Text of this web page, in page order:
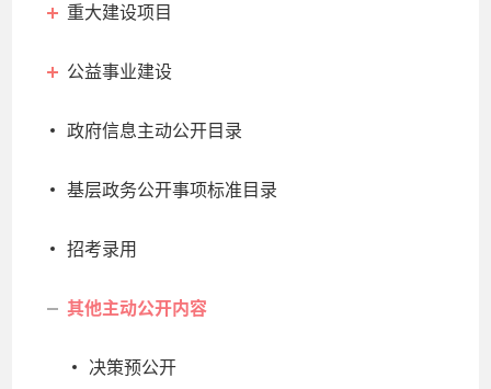
重大建设项目
公益事业建设
政府信息主动公开目录
基层政务公开事项标准目录
招考录用
其他主动公开内容
决策预公开